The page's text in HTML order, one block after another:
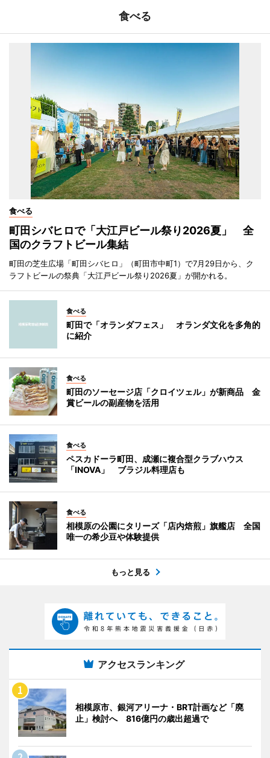
食べる
食べる
町田シバヒロで「大江戸ビール祭り2026夏」 全
国のクラフトビール集結
町田の芝生広場「町田シバヒロ」（町田市中町1）で7月29日から、ク
ラフトビールの祭典「大江戸ビール祭り2026夏」が開かれる。
食べる
町田で「オランダフェス」 オランダ文化を多角的
に紹介
食べる
町田のソーセージ店「クロイツェル」が新商品 金
賞ビールの副産物を活用
食べる
ペスカドーラ町田、成瀬に複合型クラブハウス
「INOVA」 ブラジル料理店も
食べる
相模原の公園にタリーズ「店内焙煎」旗艦店 全国
唯一の希少豆や体験提供
もっと見る
アクセスランキング
相模原市、銀河アリーナ・BRT計画など「廃
止」検討へ 816億円の歳出超過で